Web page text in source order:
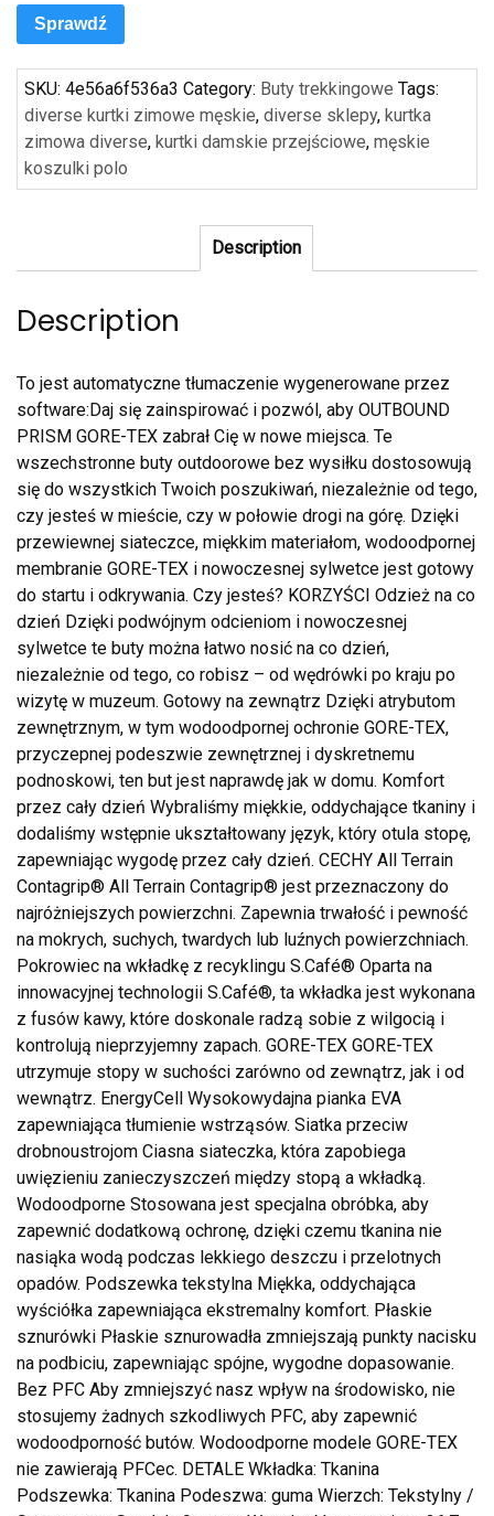
Sprawdź
SKU: 4e56a6f536a3 Category: Buty trekkingowe Tags:
diverse kurtki zimowe męskie, diverse sklepy, kurtka
zimowa diverse, kurtki damskie przejściowe, męskie
koszulki polo
Description
Description
To jest automatyczne tłumaczenie wygenerowane przez
software:Daj się zainspirować i pozwól, aby OUTBOUND
PRISM GORE-TEX zabrał Cię w nowe miejsca. Te
wszechstronne buty outdoorowe bez wysiłku dostosowują
się do wszystkich Twoich poszukiwań, niezależnie od tego,
czy jesteś w mieście, czy w połowie drogi na górę. Dzięki
przewiewnej siateczce, miękkim materiałom, wodoodpornej
membranie GORE-TEX i nowoczesnej sylwetce jest gotowy
do startu i odkrywania. Czy jesteś? KORZYŚCI Odzież na co
dzień Dzięki podwójnym odcieniom i nowoczesnej
sylwetce te buty można łatwo nosić na co dzień,
niezależnie od tego, co robisz – od wędrówki po kraju po
wizytę w muzeum. Gotowy na zewnątrz Dzięki atrybutom
zewnętrznym, w tym wodoodpornej ochronie GORE-TEX,
przyczepnej podeszwie zewnętrznej i dyskretnemu
podnoskowi, ten but jest naprawdę jak w domu. Komfort
przez cały dzień Wybraliśmy miękkie, oddychające tkaniny i
dodaliśmy wstępnie ukształtowany język, który otula stopę,
zapewniając wygodę przez cały dzień. CECHY All Terrain
Contagrip® All Terrain Contagrip® jest przeznaczony do
najróżniejszych powierzchni. Zapewnia trwałość i pewność
na mokrych, suchych, twardych lub luźnych powierzchniach.
Pokrowiec na wkładkę z recyklingu S.Café® Oparta na
innowacyjnej technologii S.Café®, ta wkładka jest wykonana
z fusów kawy, które doskonale radzą sobie z wilgocią i
kontrolują nieprzyjemny zapach. GORE-TEX GORE-TEX
utrzymuje stopy w suchości zarówno od zewnątrz, jak i od
wewnątrz. EnergyCell Wysokowydajna pianka EVA
zapewniająca tłumienie wstrząsów. Siatka przeciw
drobnoustrojom Ciasna siateczka, która zapobiega
uwięzieniu zanieczyszczeń między stopą a wkładką.
Wodoodporne Stosowana jest specjalna obróbka, aby
zapewnić dodatkową ochronę, dzięki czemu tkanina nie
nasiąka wodą podczas lekkiego deszczu i przelotnych
opadów. Podszewka tekstylna Miękka, oddychająca
wyściółka zapewniająca ekstremalny komfort. Płaskie
sznurówki Płaskie sznurowadła zmniejszają punkty nacisku
na podbiciu, zapewniając spójne, wygodne dopasowanie.
Bez PFC Aby zmniejszyć nasz wpływ na środowisko, nie
stosujemy żadnych szkodliwych PFC, aby zapewnić
wodoodporność butów. Wodoodporne modele GORE-TEX
nie zawierają PFCec. DETALE Wkładka: Tkanina
Podszewka: Tkanina Podeszwa: guma Wierzch: Tekstylny /